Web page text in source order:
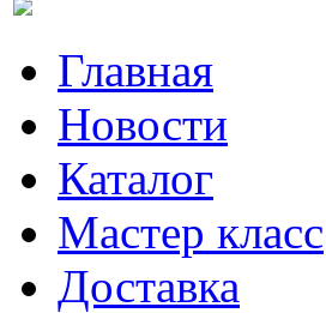
Главная
Новости
Каталог
Мастер класс
Доставка